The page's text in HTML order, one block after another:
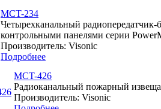
MCT-234
Четырехканальный радиопередатчик-
контрольными панелями серии
Производитель: Visonic
Подробнее
MCT-426
Радиоканальный пожарный
Производитель: Visonic